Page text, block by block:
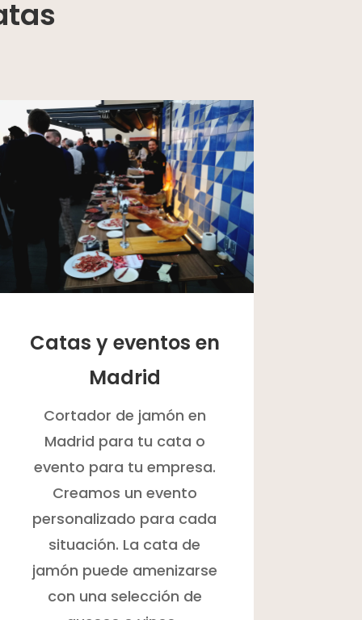
Catas y eventos en
Madrid
Cortador de jamón en
Madrid para tu cata o
evento para tu empresa.
Creamos un evento
personalizado para cada
situación. La cata de
jamón puede amenizarse
con una selección de